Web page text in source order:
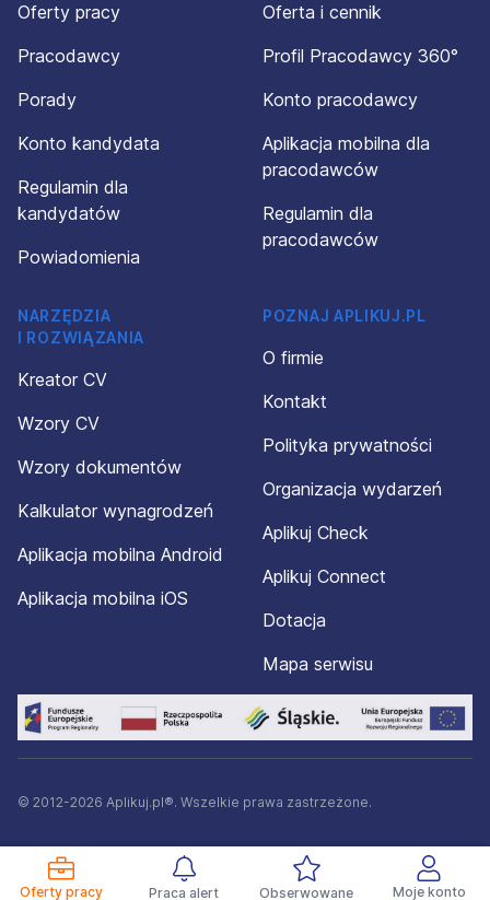
Oferty pracy Praca alert Obserwowane Moje konto
Oferty pracy
Pracodawcy
Porady
Konto kandydata
Regulamin dla
kandydatów
Powiadomienia
Oferta i cennik
Profil Pracodawcy 360°
Konto pracodawcy
Aplikacja mobilna dla
pracodawców
Regulamin dla
pracodawców
NARZĘDZIA
I ROZWIĄZANIA
Kreator CV
Wzory CV
Wzory dokumentów
Kalkulator wynagrodzeń
Aplikacja mobilna Android
Aplikacja mobilna iOS
POZNAJ APLIKUJ.PL
O firmie
Kontakt
Polityka prywatności
Organizacja wydarzeń
Aplikuj Check
Aplikuj Connect
Dotacja
Mapa serwisu
© 2012-2026 Aplikuj.pl®. Wszelkie prawa zastrzeżone.